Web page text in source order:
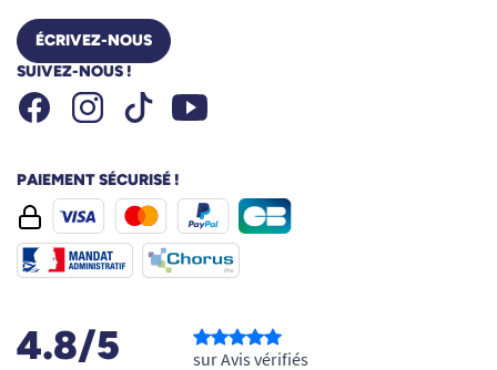
ÉCRIVEZ-NOUS
SUIVEZ-NOUS !
FacebookInstagramTiktok Youtube
PAIEMENT SÉCURISÉ !
4.8/5 sur Avis vérifiés